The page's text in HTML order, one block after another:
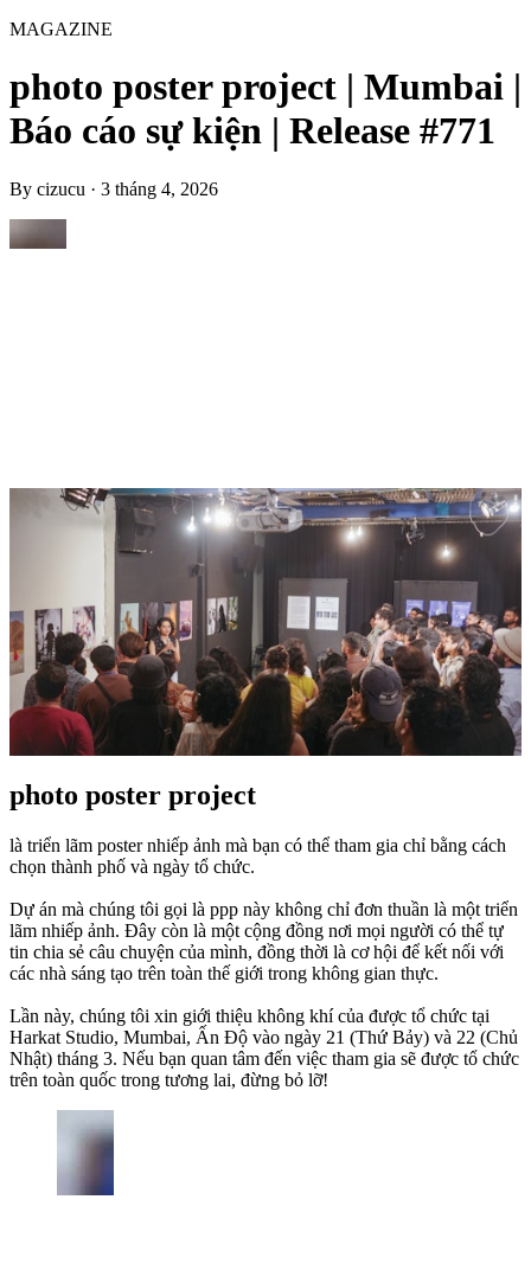
MAGAZINE
photo poster project | Mumbai |
Báo cáo sự kiện | Release #771
By cizucu · 3 tháng 4, 2026
photo poster project
là triển lãm poster nhiếp ảnh mà bạn có thể tham gia chỉ bằng cách
chọn thành phố và ngày tổ chức.
Dự án mà chúng tôi gọi là ppp này không chỉ đơn thuần là một triển
lãm nhiếp ảnh. Đây còn là một cộng đồng nơi mọi người có thể tự
tin chia sẻ câu chuyện của mình, đồng thời là cơ hội để kết nối với
các nhà sáng tạo trên toàn thế giới trong không gian thực.
Lần này, chúng tôi xin giới thiệu không khí của được tổ chức tại
Harkat Studio, Mumbai, Ấn Độ vào ngày 21 (Thứ Bảy) và 22 (Chủ
Nhật) tháng 3. Nếu bạn quan tâm đến việc tham gia sẽ được tổ chức
trên toàn quốc trong tương lai, đừng bỏ lỡ!